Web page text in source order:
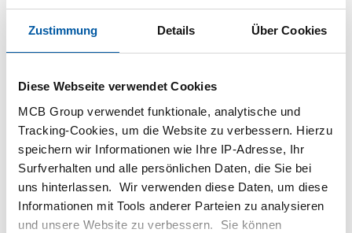
Zustimmung Details Über Cookies
Diese Webseite verwendet Cookies
MCB Group verwendet funktionale, analytische und
Tracking-Cookies, um die Website zu verbessern. Hierzu
speichern wir Informationen wie Ihre IP-Adresse, Ihr
Surfverhalten und alle persönlichen Daten, die Sie bei
uns hinterlassen. Wir verwenden diese Daten, um diese
Informationen mit Tools anderer Parteien zu analysieren
und unsere Website zu verbessern. Sie können
Bitte einloggen zum bestellen
Kalkulieren mit aktuellen MCB-Preisen
Verfolgen Sie Ihre Bestellung über Track&Trace